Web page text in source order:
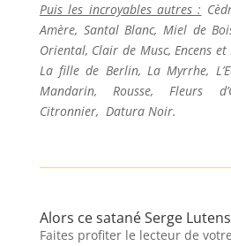
Puis les incroyables autres :
Amère, Santal Blanc, Miel de
Oriental, Clair de Musc, Encens et
La fille de Berlin, La Myrrhe,
Mandarin, Rousse, Fleurs
Citronnier, Datura Noir.
Alors ce satané Serge
Faites profiter le lecteur de